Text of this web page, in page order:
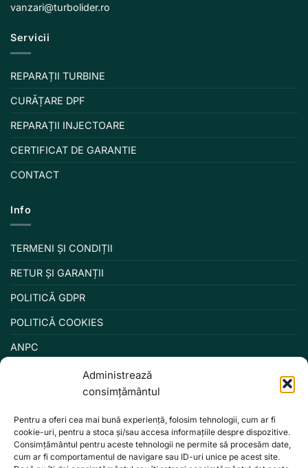
Administrează
consimțământul
Pentru a oferi cea mai bună experiență, folosim tehnologii, cum ar fi
cookie-uri, pentru a stoca și/sau accesa informațiile despre dispozitive.
Consimțământul pentru aceste tehnologii ne permite să procesăm date,
cum ar fi comportamentul de navigare sau ID-uri unice pe acest site.
vanzari@turbolider.ro
Servicii
REPARAȚII TURBINE
CURĂȚARE DPF
REPARAȚII INJECTOARE
CERTIFICAT DE GARANTIE
CONTACT
Info
TERMENI ȘI CONDIȚII
RETUR ȘI GARANȚII
POLITICĂ GDPR
POLITICĂ COOKIES
ANPC